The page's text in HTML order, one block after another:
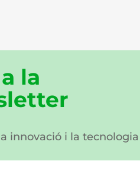
la
innovació i la